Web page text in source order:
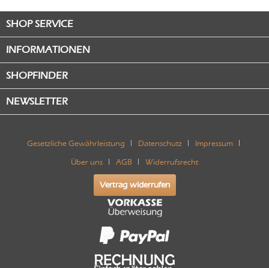
SHOP SERVICE
INFORMATIONEN
SHOPFINDER
NEWSLETTER
Gesetzliche Gewährleistung Datenschutz Impressum
Über uns AGB Widerrufsrecht
Vertrag widerrufen